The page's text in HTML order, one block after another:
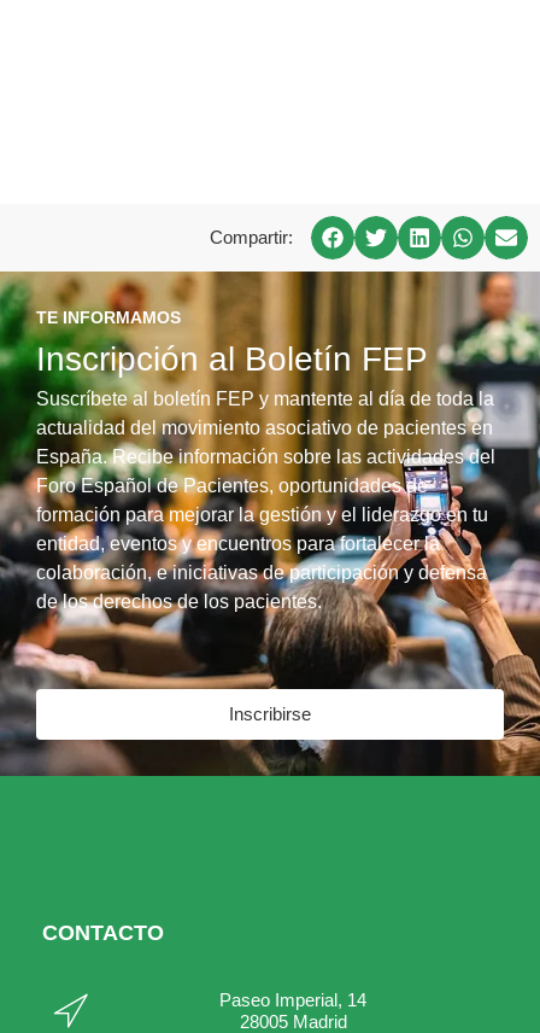
Compartir:
TE INFORMAMOS
Inscripción al Boletín FEP
Suscríbete al boletín FEP y mantente al día de toda la
actualidad del movimiento asociativo de pacientes en
España. Recibe información sobre las actividades del
Foro Español de Pacientes, oportunidades de
formación para mejorar la gestión y el liderazgo en tu
entidad, eventos y encuentros para fortalecer la
colaboración, e iniciativas de participación y defensa
de los derechos de los pacientes.
Inscribirse
CONTACTO
Paseo Imperial, 14
28005 Madrid